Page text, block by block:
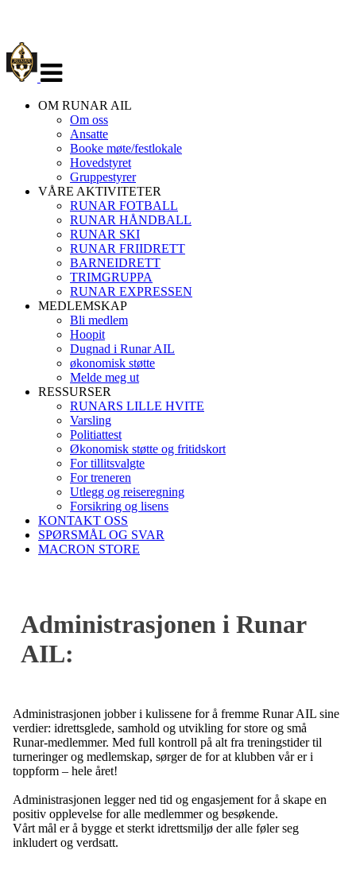
navigasjon
OM RUNAR AIL
Om oss
Ansatte
Booke møte/festlokale
Hovedstyret
Gruppestyrer
VÅRE AKTIVITETER
RUNAR FOTBALL
RUNAR HÅNDBALL
RUNAR SKI
RUNAR FRIIDRETT
BARNEIDRETT
TRIMGRUPPA
RUNAR EXPRESSEN
MEDLEMSKAP
Bli medlem
Hoopit
Dugnad i Runar AIL
økonomisk støtte
Melde meg ut
RESSURSER
RUNARS LILLE HVITE
Varsling
Politiattest
Økonomisk støtte og fritidskort
For tillitsvalgte
For treneren
Utlegg og reiseregning
Forsikring og lisens
KONTAKT OSS
SPØRSMÅL OG SVAR
MACRON STORE
Administrasjonen i Runar
AIL:
Administrasjonen jobber i kulissene for å fremme Runar AIL sine
verdier: idrettsglede, samhold og utvikling for store og små
Runar-medlemmer. Med full kontroll på alt fra treningstider til
turneringer og medlemskap, sørger de for at klubben vår er i
toppform – hele året!
Administrasjonen legger ned tid og engasjement for å skape en
positiv opplevelse for alle medlemmer og besøkende.
Vårt mål er å bygge et sterkt idrettsmiljø der alle føler seg
inkludert og verdsatt.